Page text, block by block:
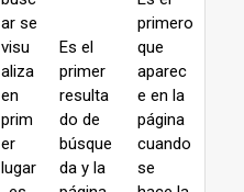
ar se
visu
aliza
en
prim
er
lugar
Es el
primer
resulta
do de
búsque
da y la
primero
que
aparec
e en la
página
cuando
se